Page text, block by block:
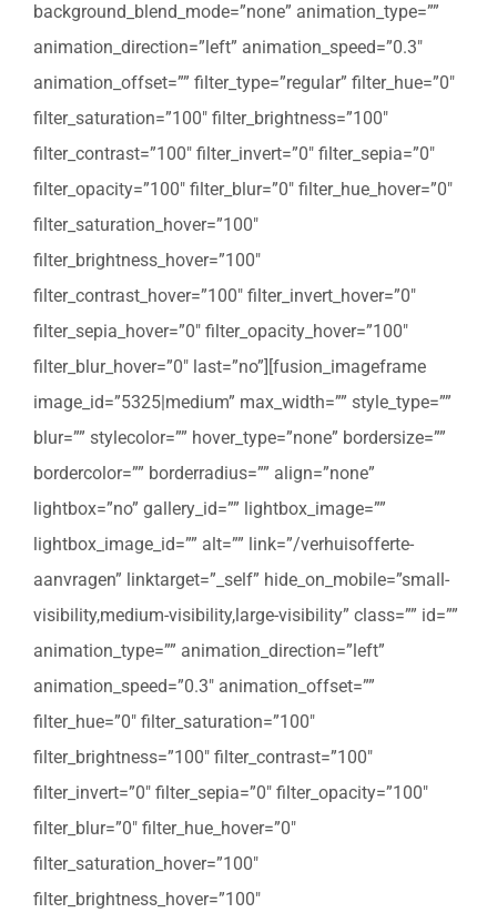
background_blend_mode=”none” animation_type=””
animation_direction=”left” animation_speed=”0.3″
animation_offset=”” filter_type=”regular” filter_hue=”0″
filter_saturation=”100″ filter_brightness=”100″
filter_contrast=”100″ filter_invert=”0″ filter_sepia=”0″
filter_opacity=”100″ filter_blur=”0″ filter_hue_hover=”0″
filter_saturation_hover=”100″
filter_brightness_hover=”100″
filter_contrast_hover=”100″ filter_invert_hover=”0″
filter_sepia_hover=”0″ filter_opacity_hover=”100″
filter_blur_hover=”0″ last=”no”][fusion_imageframe
image_id=”5325|medium” max_width=”” style_type=””
blur=”” stylecolor=”” hover_type=”none” bordersize=””
bordercolor=”” borderradius=”” align=”none”
lightbox=”no” gallery_id=”” lightbox_image=””
lightbox_image_id=”” alt=”” link=”/verhuisofferte-
aanvragen” linktarget=”_self” hide_on_mobile=”small-
visibility,medium-visibility,large-visibility” class=”” id=””
animation_type=”” animation_direction=”left”
animation_speed=”0.3″ animation_offset=””
filter_hue=”0″ filter_saturation=”100″
filter_brightness=”100″ filter_contrast=”100″
filter_invert=”0″ filter_sepia=”0″ filter_opacity=”100″
filter_blur=”0″ filter_hue_hover=”0″
filter_saturation_hover=”100″
filter_brightness_hover=”100″